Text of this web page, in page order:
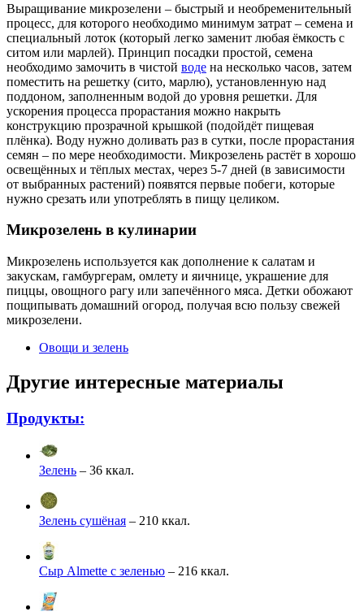
Выращивание микрозелени – быстрый и необременительный
процесс, для которого необходимо минимум затрат – семена и
специальный лоток (который легко заменит любая ёмкость с
ситом или марлей). Принцип посадки простой, семена
необходимо замочить в чистой воде на несколько часов, затем
поместить на решетку (сито, марлю), установленную над
поддоном, заполненным водой до уровня решетки. Для
ускорения процесса прорастания можно накрыть
конструкцию прозрачной крышкой (подойдёт пищевая
плёнка). Воду нужно доливать раз в сутки, после прорастания
семян – по мере необходимости. Микрозелень растёт в хорошо
освещённых и тёплых местах, через 5-7 дней (в зависимости
от выбранных растений) появятся первые побеги, которые
нужно срезать или употреблять в пищу целиком.
Микрозелень в кулинарии
Микрозелень используется как дополнение к салатам и
закускам, гамбургерам, омлету и яичнице, украшение для
пиццы, овощного рагу или запечённого мяса. Детки обожают
пощипывать домашний огород, получая всю пользу свежей
микрозелени.
Овощи и зелень
Другие интересные материалы
Продукты:
Зелень – 36 ккал.
Зелень сушёная – 210 ккал.
Сыр Almette с зеленью – 216 ккал.